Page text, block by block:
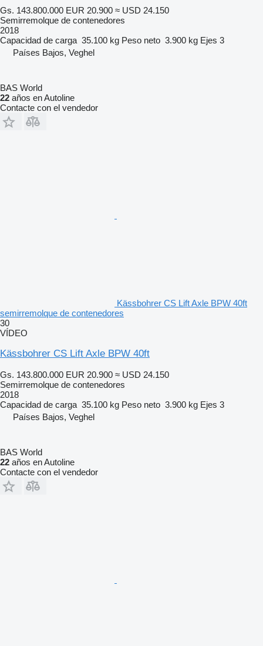
Gs. 143.800.000 EUR 20.900 ≈ USD 24.150
Semirremolque de contenedores
2018
Capacidad de carga 35.100 kg Peso neto 3.900 kg Ejes 3
Países Bajos, Veghel
BAS World
22 años en Autoline
Contacte con el vendedor
Kässbohrer CS Lift Axle BPW 40ft
semirremolque de contenedores
30
VÍDEO
Kässbohrer CS Lift Axle BPW 40ft
Gs. 143.800.000 EUR 20.900 ≈ USD 24.150
Semirremolque de contenedores
2018
Capacidad de carga 35.100 kg Peso neto 3.900 kg Ejes 3
Países Bajos, Veghel
BAS World
22 años en Autoline
Contacte con el vendedor